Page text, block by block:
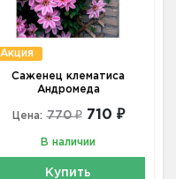
Акция
Саженец клематиса
Андромеда
Цена: 770 ₽ 710 ₽
В наличии
Купить